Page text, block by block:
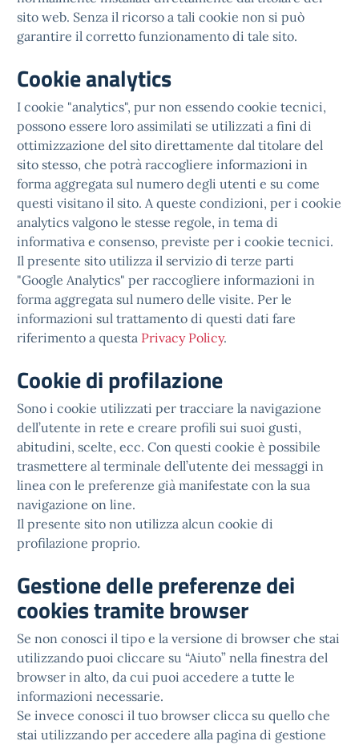
sito web. Senza il ricorso a tali cookie non si può
garantire il corretto funzionamento di tale sito.
Cookie analytics
I cookie "analytics", pur non essendo cookie tecnici,
possono essere loro assimilati se utilizzati a fini di
ottimizzazione del sito direttamente dal titolare del
sito stesso, che potrà raccogliere informazioni in
forma aggregata sul numero degli utenti e su come
questi visitano il sito. A queste condizioni, per i cookie
analytics valgono le stesse regole, in tema di
informativa e consenso, previste per i cookie tecnici.
Il presente sito utilizza il servizio di terze parti
"Google Analytics" per raccogliere informazioni in
forma aggregata sul numero delle visite. Per le
informazioni sul trattamento di questi dati fare
riferimento a questa Privacy Policy.
Cookie di profilazione
Sono i cookie utilizzati per tracciare la navigazione
dell’utente in rete e creare profili sui suoi gusti,
abitudini, scelte, ecc. Con questi cookie è possibile
trasmettere al terminale dell’utente dei messaggi in
linea con le preferenze già manifestate con la sua
navigazione on line.
Il presente sito non utilizza alcun cookie di
profilazione proprio.
Gestione delle preferenze dei
cookies tramite browser
Se non conosci il tipo e la versione di browser che stai
utilizzando puoi cliccare su “Aiuto” nella finestra del
browser in alto, da cui puoi accedere a tutte le
informazioni necessarie.
Se invece conosci il tuo browser clicca su quello che
stai utilizzando per accedere alla pagina di gestione